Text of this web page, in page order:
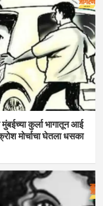
कुर्ला भागातून आई
मोर्चाचा घेतला धसका